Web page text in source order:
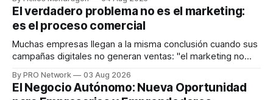
dispositivos inteligentes, inteligencia artificial y monitoreo
en tiempo real para ayudar a las personas a tomar mejores
decisiones sobre su salud metabólica. Su propuesta busca
responder
El verdadero problema no es el marketing:
es el proceso comercial
Muchas empresas llegan a la misma conclusión cuando sus
campañas digitales no generan ventas: "el marketing no
INTERIUS, el problema suele estar en otro lugar. Durante
una entrevista para el podcast SER PRO, el especialista en
By PRO Network 03 Aug 2026
El Negocio Autónomo: Nueva Oportunidad